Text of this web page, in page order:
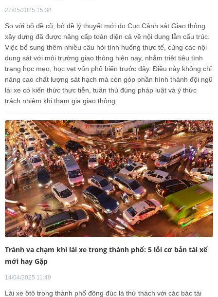
27/05/2025 15:38
So với bộ đề cũ, bộ đề lý thuyết mới do Cục Cảnh sát Giao thông
xây dựng đã được nâng cấp toàn diện cả về nội dung lẫn cấu trúc.
Việc bổ sung thêm nhiều câu hỏi tình huống thực tế, cùng các nội
dung sát với môi trường giao thông hiện nay, nhằm triệt tiêu tình
trạng học mẹo, học vẹt vốn phổ biến trước đây. Điều này không chỉ
nâng cao chất lượng sát hạch mà còn góp phần hình thành đội ngũ
lái xe có kiến thức thực tiễn, tuân thủ đúng pháp luật và ý thức
trách nhiệm khi tham gia giao thông.
Tránh va chạm khi lái xe trong thành phố: 5 lỗi cơ bản tài xế
mới hay Gặp
14/04/2025 11:49
Lái xe ôtô trong thành phố đông đúc là thử thách với các bác tài